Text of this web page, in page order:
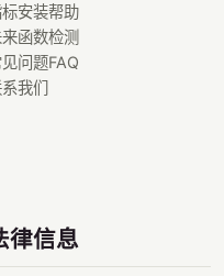
安装帮助
函数检测
问题FAQ
我们
律信息